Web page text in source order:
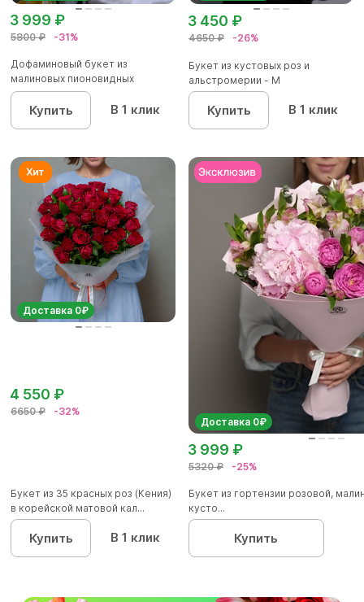
5800 ₽ -31%
3 999 ₽
Дофаминовый букет из
малиновых пионовидных
кустовых роз...
Купить В 1 клик
4650 ₽ -26%
3 450 ₽
Букет из кустовых роз и
альстромерии - М
Купить В 1 клик
Доставка 0₽
6650 ₽ -32%
4 550 ₽
Букет из 35 красных роз (Кения)
в корейской матовой кал...
Купить В 1 клик
Доставка 0₽
5320 ₽ -25%
3 999 ₽
Букет из гортензии розовой,
кусто...
Купить